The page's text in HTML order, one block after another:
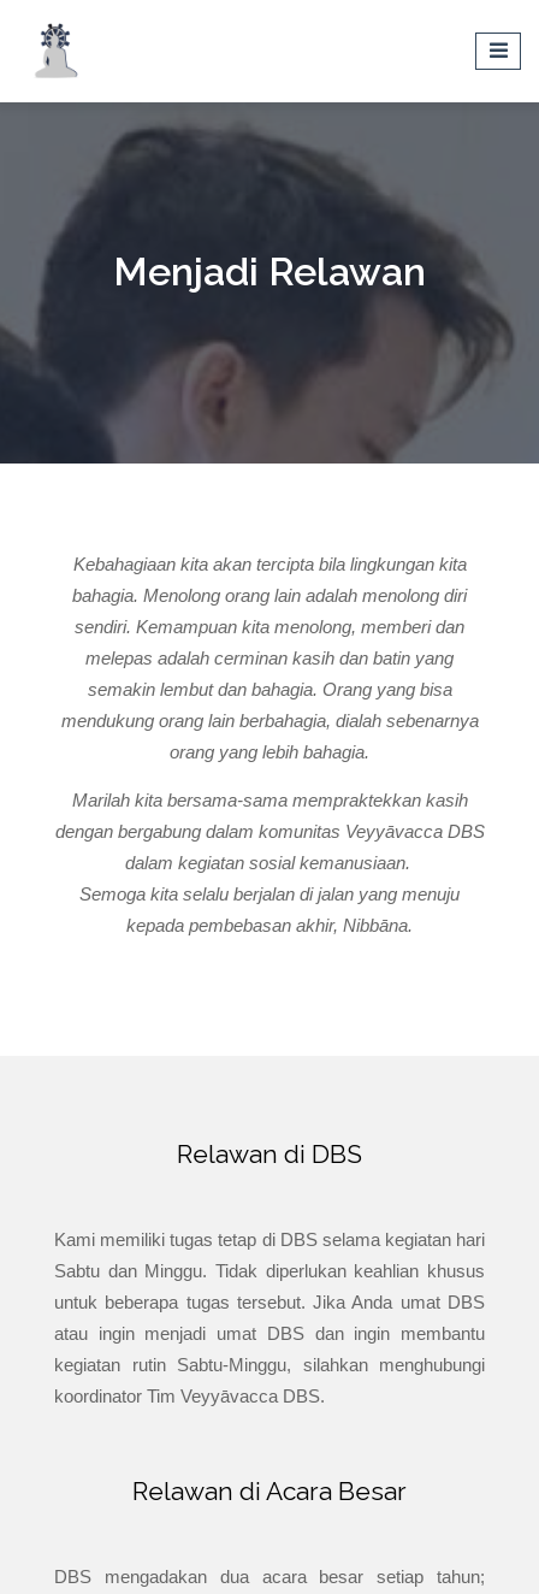
Menjadi Relawan
Kebahagiaan kita akan tercipta bila lingkungan kita
bahagia. Menolong orang lain adalah menolong diri
sendiri. Kemampuan kita menolong, memberi dan
melepas adalah cerminan kasih dan batin yang
semakin lembut dan bahagia. Orang yang bisa
mendukung orang lain berbahagia, dialah sebenarnya
orang yang lebih bahagia.
Marilah kita bersama-sama mempraktekkan kasih
dengan bergabung dalam komunitas VeyyāvaccaDBS
dalam kegiatan sosial kemanusiaan.
Semoga kita selalu berjalan di jalan yang menuju
kepada pembebasan akhir, Nibbāna.
Relawan di DBS
Kami memiliki tugas tetap di DBS selama kegiatan hari
Sabtu dan Minggu. Tidak diperlukan keahlian khusus
untuk beberapa tugas tersebut. Jika Anda umat DBS
atau ingin menjadi umat DBS dan ingin membantu
kegiatan rutin Sabtu-Minggu, silahkan menghubungi
koordinator Tim Veyyāvacca DBS.
Relawan di Acara Besar
DBS mengadakan dua acara besar setiap tahun;